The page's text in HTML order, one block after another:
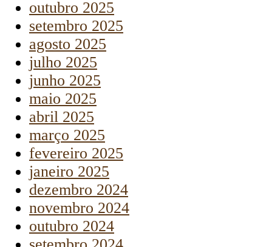
outubro 2025
setembro 2025
agosto 2025
julho 2025
junho 2025
maio 2025
abril 2025
março 2025
fevereiro 2025
janeiro 2025
dezembro 2024
novembro 2024
outubro 2024